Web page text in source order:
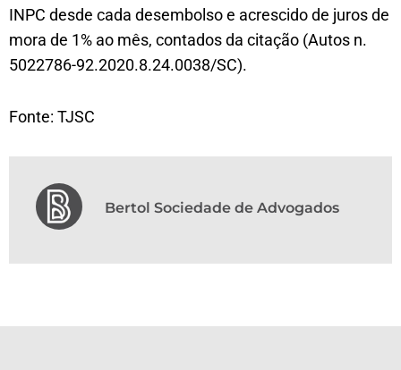
INPC desde cada desembolso e acrescido de juros de
mora de 1% ao mês, contados da citação (Autos n.
5022786-92.2020.8.24.0038/SC).
Fonte: TJSC
Bertol Sociedade de Advogados